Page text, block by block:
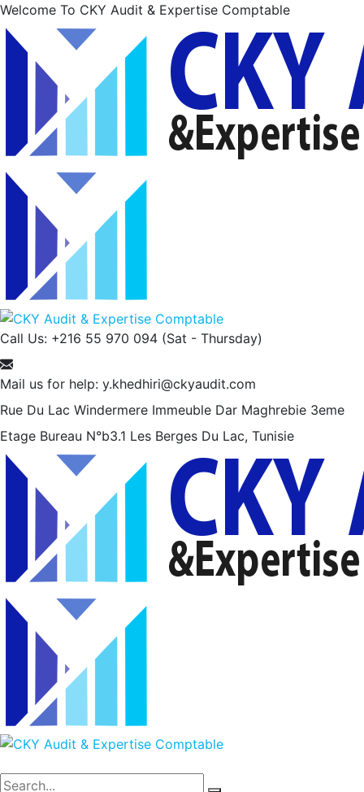
Welcome To CKY Audit & Expertise Comptable
Call Us: +216 55 970 094 (Sat - Thursday)
Mail us for help: y.khedhiri@ckyaudit.com
Rue Du Lac Windermere Immeuble Dar Maghrebie 3eme
Etage Bureau N°b3.1 Les Berges Du Lac, Tunisie